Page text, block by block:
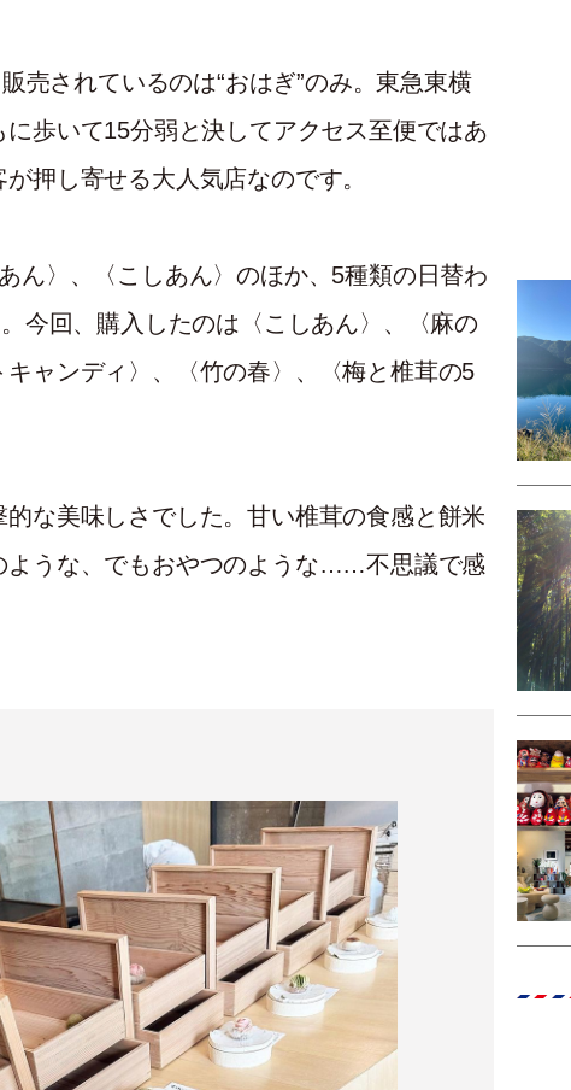
売されているのは“おはぎ”のみ。東急東横
歩いて15分弱と決してアクセス至便ではあ
押し寄せる大人気店なのです。
ん〉、〈こしあん〉のほか、5種類の日替わ
今回、購入したのは〈こしあん〉、〈麻の
ャンディ〉、〈竹の春〉、〈梅と椎茸の5
な美味しさでした。甘い椎茸の食感と餅米
ような、でもおやつのような……不思議で感